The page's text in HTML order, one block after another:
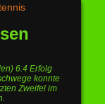
6:4 Erfolg
konnte
Zweifel im